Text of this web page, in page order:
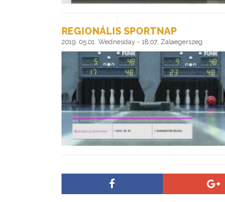
REGIONÁLIS SPORTNAP
2019. 05 01. Wednesday - 18:07, Zalaegerszeg